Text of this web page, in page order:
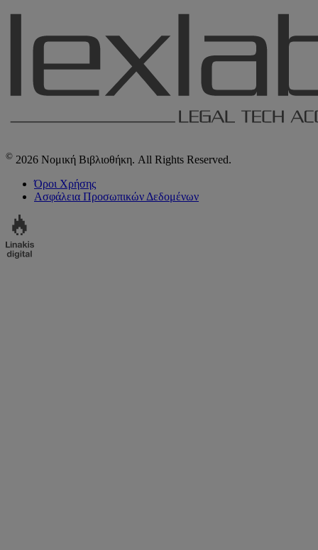
© 2026 Νομική Βιβλιοθήκη. All Rights Reserved.
Όροι Χρήσης
Ασφάλεια Προσωπικών Δεδομένων